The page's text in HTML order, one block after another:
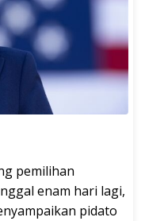
pemilihan
enam hari lagi,
pidato